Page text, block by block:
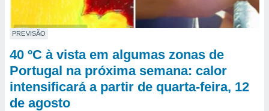
PREVISÃO
40 ºC à vista em algumas zonas de
Portugal na próxima semana: calor
intensificará a partir de quarta-feira, 12
de agosto